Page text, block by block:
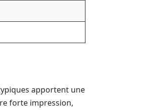
apportent une
forte impression,